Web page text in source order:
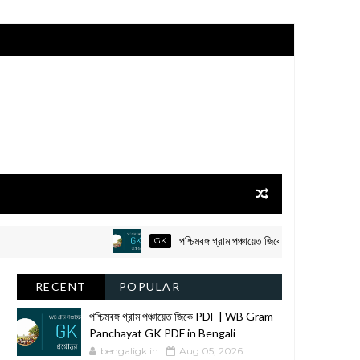
GK পশ্চিমবঙ্গ গ্রাম পঞ্চায়েত জিকে PDF | WB Gram
RECENT POPULAR
পশ্চিমবঙ্গ গ্রাম পঞ্চায়েত জিকে PDF | WB Gram
Panchayat GK PDF in Bengali
bengaligk.in Aug 05, 2026